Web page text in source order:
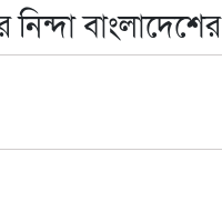
নিন্দা বাংলাদেশের